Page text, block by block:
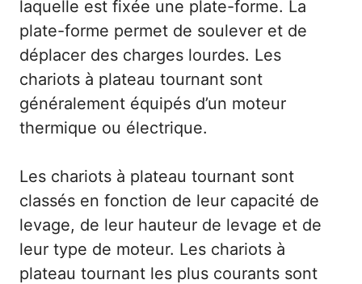
laquelle est fixée une plate-forme. La
plate-forme permet de soulever et de
déplacer des charges lourdes. Les
chariots à plateau tournant sont
généralement équipés d’un moteur
thermique ou électrique.
Les chariots à plateau tournant sont
classés en fonction de leur capacité de
levage, de leur hauteur de levage et de
leur type de moteur. Les chariots à
plateau tournant les plus courants sont